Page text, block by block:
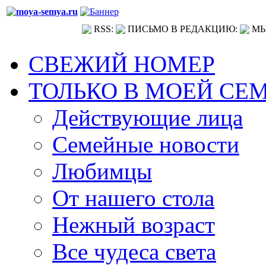
RSS: ПИСЬМО В РЕДАКЦИЮ:
СВЕЖИЙ НОМЕР
ТОЛЬКО В МОЕЙ
Действующие лица
Семейные новости
Любимцы
От нашего стола
Нежный возраст
Все чудеса света